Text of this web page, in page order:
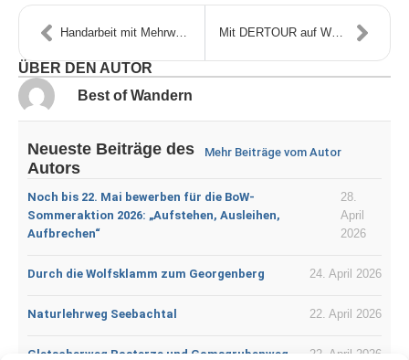
Handarbeit mit Mehrwert: Freiwilligenprojekte im Naturpark Ammergauer Alpen Mit DERTOUR auf Wanderurlaub in den Best of Wandern-Regionen
ÜBER DEN AUTOR
Best of Wandern
Neueste Beiträge des
Autors
Mehr Beiträge vom Autor
Noch bis 22. Mai bewerben für die BoW-
Sommeraktion 2026: „Aufstehen, Ausleihen,
Aufbrechen“
28.
April
2026
Durch die Wolfsklamm zum Georgenberg 24. April 2026
Naturlehrweg Seebachtal 22. April 2026
Gletscherweg Pasterze und Gamsgrubenweg 22. April 2026